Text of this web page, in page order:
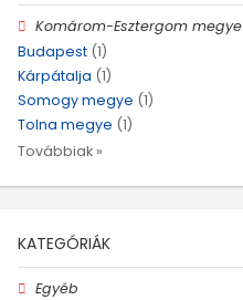
Komárom-Esztergom megye
Budapest (1)
Kárpátalja (1)
Somogy megye (1)
Tolna megye (1)
Továbbiak »
KATEGÓRIÁK
Egyéb